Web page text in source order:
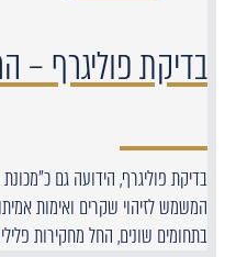
בדיקת פוליגרף –
בדיקת פוליגרף, הידועה גם
המשמש לזיהוי שקרים ואימות
בתחומים שונים, החל מחקירות